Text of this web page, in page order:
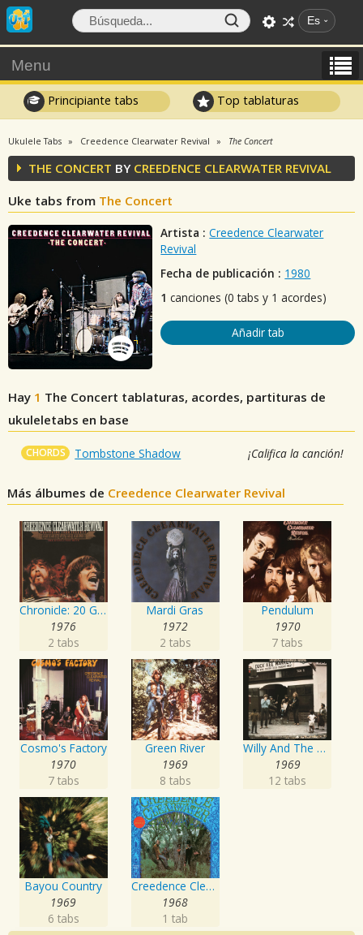
Es
Menu
Principiante tabs Top tablaturas
Ukulele Tabs Creedence Clearwater Revival The Concert
THE CONCERT BY CREEDENCE CLEARWATER REVIVAL
Uke tabs from The Concert
Artista : Creedence Clearwater
Revival
Fecha de publicación : 1980
1 canciones (0 tabs y 1 acordes)
Añadir tab
Hay 1 The Concert tablaturas, acordes, partituras de
ukuleletabs en base
CHORDS Tombstone Shadow ¡Califica la canción!
Más álbumes de Creedence Clearwater Revival
Chronicle: 20 Greatest Hits
1976
2 tabs
Mardi Gras
1972
2 tabs
Pendulum
1970
7 tabs
Cosmo's Factory
1970
7 tabs
Green River
1969
8 tabs
Willy And The Poor Boys
1969
12 tabs
Bayou Country
1969
6 tabs
Creedence Clearwater Revival
1968
1 tab